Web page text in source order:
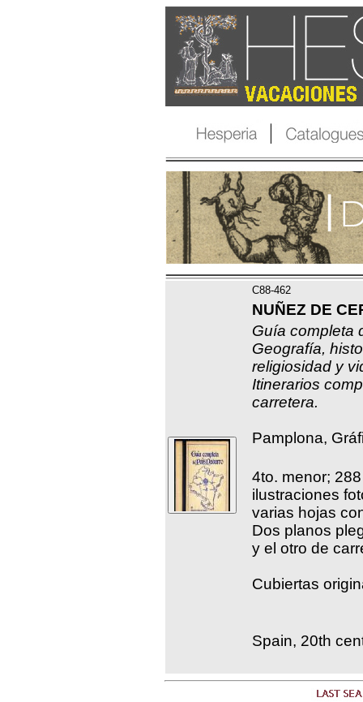
C88-462
NUÑEZ DE
Guía completa
Geografía,
religiosidad y
Itinerarios
carretera.
Pamplona,
4to. menor;
ilustraciones
varias hojas
Dos planos
y el otro de
Cubiertas
Spain, 20th